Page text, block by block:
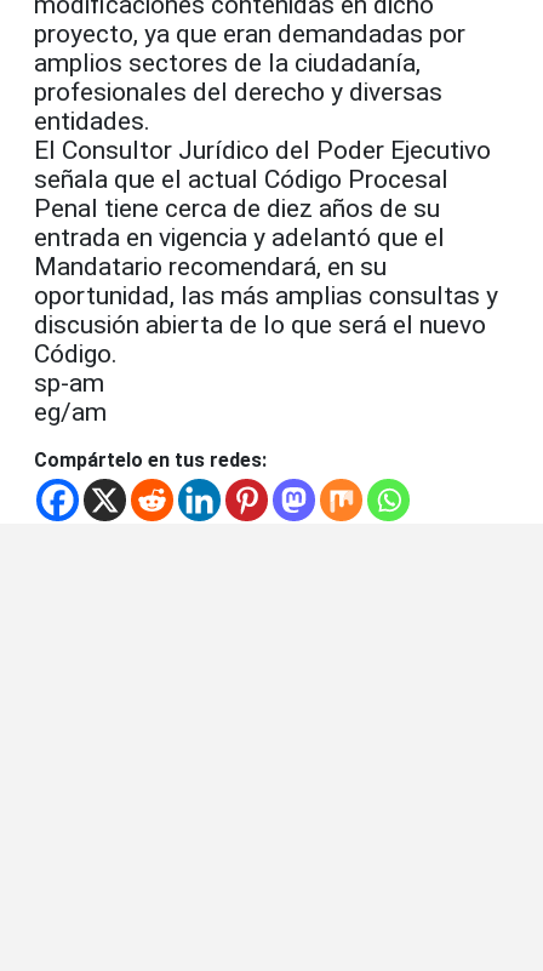
proyecto, ya que eran demandadas por
amplios sectores de la ciudadanía,
profesionales del derecho y diversas
entidades.
El Consultor Jurídico del Poder Ejecutivo
señala que el actual Código Procesal
Penal tiene cerca de diez años de su
entrada en vigencia y adelantó que el
Mandatario recomendará, en su
oportunidad, las más amplias consultas y
discusión abierta de lo que será el nuevo
Código.
sp-am
eg/am
Compártelo en tus redes: